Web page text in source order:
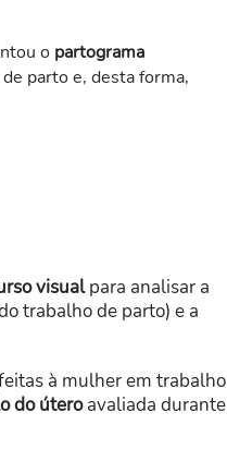
o partograma
parto e, desta forma,
visualpara analisar a
trabalho de parto) e a
à mulher em trabalho
do úteroavaliada durante